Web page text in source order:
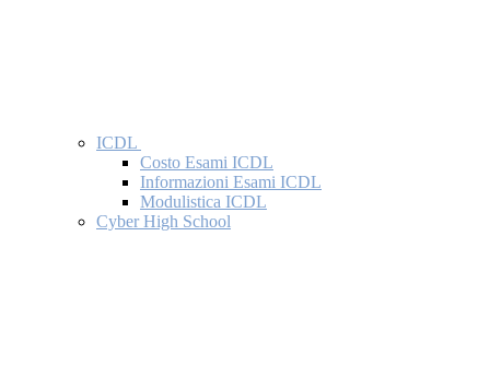
ICDL
Costo Esami ICDL
Informazioni Esami ICDL
Modulistica ICDL
Cyber High School